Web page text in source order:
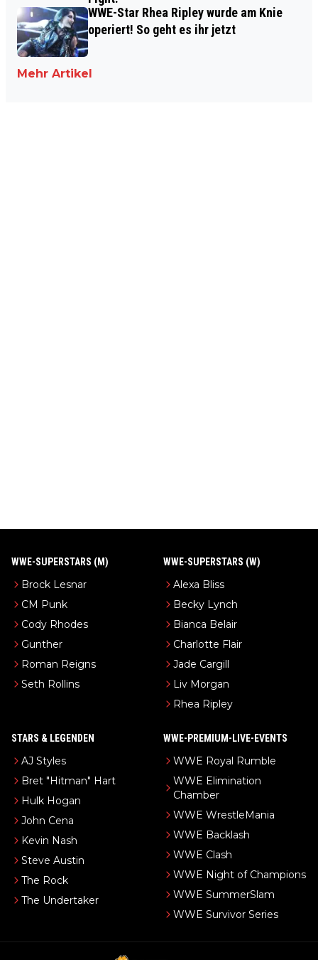
WWE-Star Rhea Ripley wurde am Knie
operiert! So geht es ihr jetzt
Mehr Artikel
WWE-SUPERSTARS (M)
Brock Lesnar
CM Punk
Cody Rhodes
Gunther
Roman Reigns
Seth Rollins
WWE-SUPERSTARS (W)
Alexa Bliss
Becky Lynch
Bianca Belair
Charlotte Flair
Jade Cargill
Liv Morgan
Rhea Ripley
STARS & LEGENDEN
AJ Styles
Bret "Hitman" Hart
Hulk Hogan
John Cena
Kevin Nash
Steve Austin
The Rock
The Undertaker
WWE-PREMIUM-LIVE-EVENTS
WWE Royal Rumble
WWE Elimination
Chamber
WWE WrestleMania
WWE Backlash
WWE Clash
WWE Night of Champions
WWE SummerSlam
WWE Survivor Series